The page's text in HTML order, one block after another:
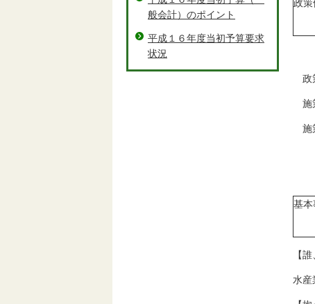
政
政
施
施
基本
【
水産
般会計）のポイント
平成１６年度当初予算要求
状況